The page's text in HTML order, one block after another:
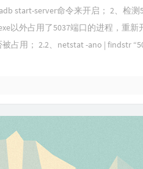
start-server命令来开启； 2、检测
以外占用了5037端口的进程，重新
占用； 2.2、netstat -ano | findstr